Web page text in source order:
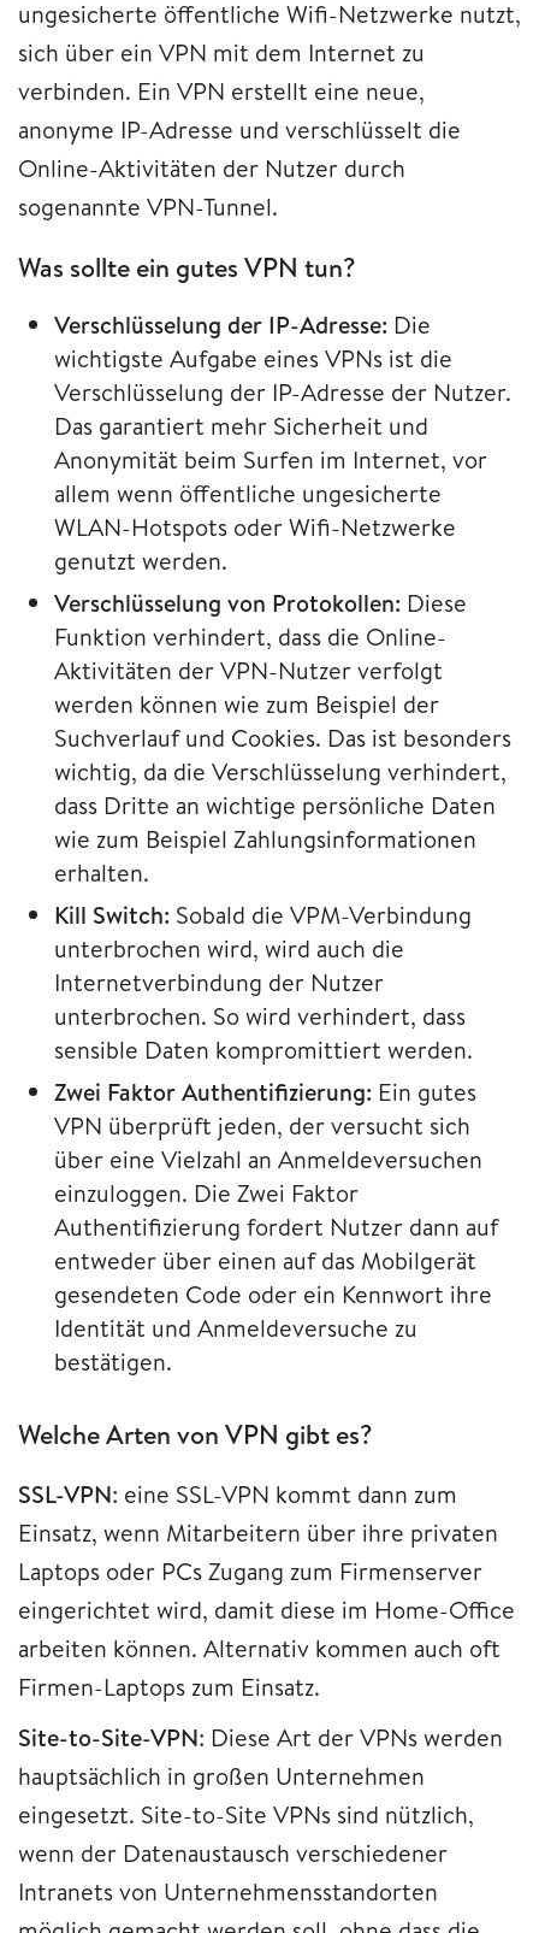
ungesicherte öffentliche Wifi-Netzwerke nutzt,
sich über ein VPN mit dem Internet zu
verbinden. Ein VPN erstellt eine neue,
anonyme IP-Adresse und verschlüsselt die
Online-Aktivitäten der Nutzer durch
sogenannte VPN-Tunnel.
Was sollte ein gutes VPN tun?
Verschlüsselung der IP-Adresse: Die
wichtigste Aufgabe eines VPNs ist die
Verschlüsselung der IP-Adresse der Nutzer.
Das garantiert mehr Sicherheit und
Anonymität beim Surfen im Internet, vor
allem wenn öffentliche ungesicherte
WLAN-Hotspots oder Wifi-Netzwerke
genutzt werden.
Verschlüsselung von Protokollen: Diese
Funktion verhindert, dass die Online-
Aktivitäten der VPN-Nutzer verfolgt
werden können wie zum Beispiel der
Suchverlauf und Cookies. Das ist besonders
wichtig, da die Verschlüsselung verhindert,
dass Dritte an wichtige persönliche Daten
wie zum Beispiel Zahlungsinformationen
erhalten.
Kill Switch: Sobald die VPM-Verbindung
unterbrochen wird, wird auch die
Internetverbindung der Nutzer
unterbrochen. So wird verhindert, dass
sensible Daten kompromittiert werden.
Zwei Faktor Authentifizierung: Ein gutes
VPN überprüft jeden, der versucht sich
über eine Vielzahl an Anmeldeversuchen
einzuloggen. Die Zwei Faktor
Authentifizierung fordert Nutzer dann auf
entweder über einen auf das Mobilgerät
gesendeten Code oder ein Kennwort ihre
Identität und Anmeldeversuche zu
bestätigen.
Welche Arten von VPN gibt es?
SSL-VPN: eine SSL-VPN kommt dann zum
Einsatz, wenn Mitarbeitern über ihre privaten
Laptops oder PCs Zugang zum Firmenserver
eingerichtet wird, damit diese im Home-Office
arbeiten können. Alternativ kommen auch oft
Firmen-Laptops zum Einsatz.
Site-to-Site-VPN: Diese Art der VPNs werden
hauptsächlich in großen Unternehmen
eingesetzt. Site-to-Site VPNs sind nützlich,
wenn der Datenaustausch verschiedener
Intranets von Unternehmensstandorten